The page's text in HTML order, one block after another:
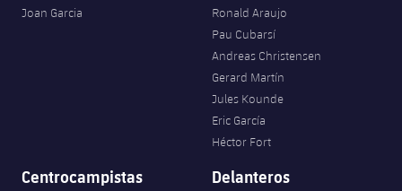
Joan Garcia
Ronald Araujo
Pau Cubarsí
Andreas Christensen
Gerard Martín
Jules Kounde
Eric García
Héctor Fort
Centrocampistas Delanteros